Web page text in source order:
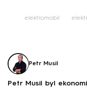
elektromobil
Petr Musil
Petr Musil byl